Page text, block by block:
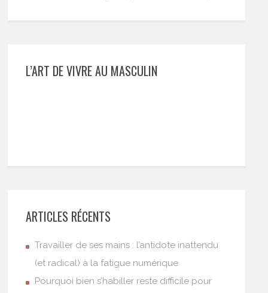
L’ART DE VIVRE AU MASCULIN
ARTICLES RÉCENTS
Travailler de ses mains : l’antidote inattendu
(et radical) à la fatigue numérique
Pourquoi bien s’habiller reste difficile pour